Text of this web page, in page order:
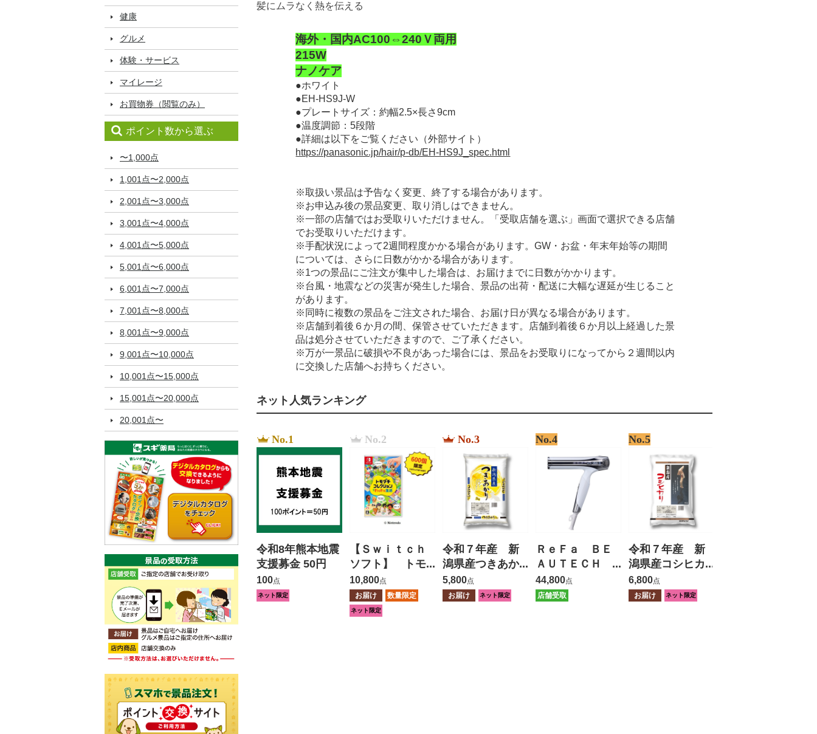
健康
グルメ
体験・サービス
マイレージ
お買物券（閲覧のみ）
ポイント数から選ぶ
〜1,000点
1,001点〜2,000点
2,001点〜3,000点
3,001点〜4,000点
4,001点〜5,000点
5,001点〜6,000点
6,001点〜7,000点
7,001点〜8,000点
8,001点〜9,000点
9,001点〜10,000点
10,001点〜15,000点
15,001点〜20,000点
20,001点〜
髪にムラなく熱を伝える
海外・国内AC100⇔240Ｖ両用
215W
ナノケア
●ホワイト
●EH-HS9J-W
●プレートサイズ：約幅2.5×長さ9cm
●温度調節：5段階
●詳細は以下をご覧ください（外部サイト）
https://panasonic.jp/hair/p-db/EH-HS9J_spec.html
※取扱い景品は予告なく変更、終了する場合があります。
※お申込み後の景品変更、取り消しはできません。
※一部の店舗ではお受取りいただけません。「受取店舗を選ぶ」画面で選択できる店舗
でお受取りいただけます。
※手配状況によって2週間程度かかる場合があります。GW・お盆・年末年始等の期間
については、さらに日数がかかる場合があります。
※1つの景品にご注文が集中した場合は、お届けまでに日数がかかります。
※台風・地震などの災害が発生した場合、景品の出荷・配送に大幅な遅延が生じること
があります。
※同時に複数の景品をご注文された場合、お届け日が異なる場合があります。
※店舗到着後６か月の間、保管させていただきます。店舗到着後６か月以上経過した景
品は処分させていただきますので、ご了承ください。
※万が一景品に破損や不良があった場合には、景品をお受取りになってから２週間以内
に交換した店舗へお持ちください。
ネット人気ランキング
No.1
令和8年熊本地震
支援募金 50円
100点
ネット限定
No.2
【Ｓｗｉｔｃｈ
ソフト】 トモ
ダチコレクショ
ン わくわく生
活
10,800点
お届け
数量限定
ネット限定
No.3
令和７年産 新
潟県産つきあか
り ５ｋｇ
5,800点
お届け
ネット限定
No.4
ＲｅＦａ ＢＥ
ＡＵＴＥＣＨ
ＤＲＹＥＲ Ｓ
ＭＡＲＴ Ｗ
44,800点
店舗受取
No.5
令和７年産 新
潟県産コシヒカ
リ ５ｋｇ
6,800点
お届け
ネット限定